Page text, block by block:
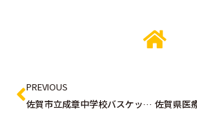
PREVIOUS
佐賀市立成章中学校バスケットボール様（佐賀市）